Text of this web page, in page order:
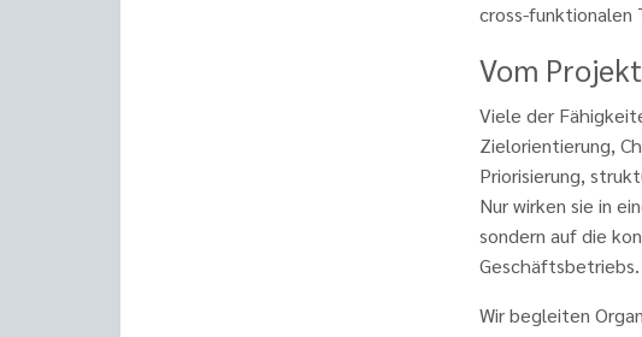
cross-funktionalen
Vom
Viele der
Zielorientierung,
Priorisierung,
Nur wirken sie in
sondern auf die
Geschäftsbetriebs.
Wir begleiten